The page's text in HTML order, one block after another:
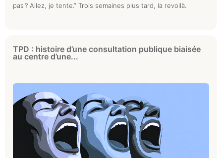
pas ? Allez, je tente.” Trois semaines plus tard, la revoilà.
TPD : histoire d’une consultation publique biaisée
au centre d’une...